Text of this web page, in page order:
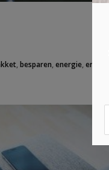
,besparen ,energie ,